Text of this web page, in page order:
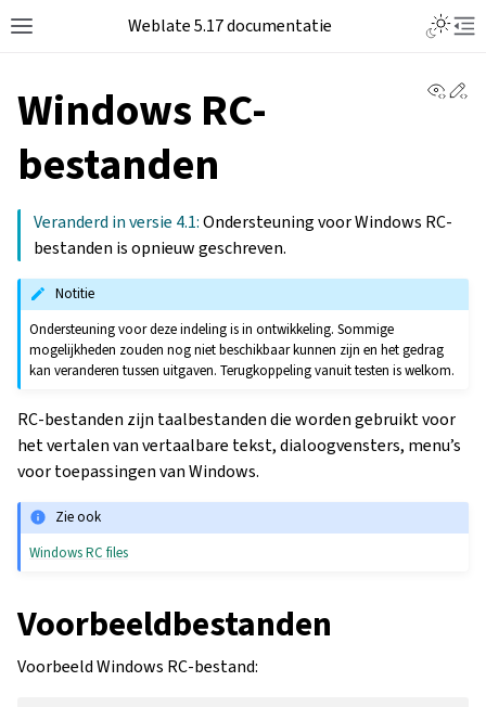
Weblate 5.17 documentatie
Windows RC-
bestanden
Veranderd in versie 4.1:Ondersteuning voor Windows RC-
bestanden is opnieuw geschreven.
Notitie
Ondersteuning voor deze indeling is in ontwikkeling. Sommige
mogelijkheden zouden nog niet beschikbaar kunnen zijn en het gedrag
kan veranderen tussen uitgaven. Terugkoppeling vanuit testen is welkom.
RC-bestanden zijn taalbestanden die worden gebruikt voor
het vertalen van vertaalbare tekst, dialoogvensters, menu’s
voor toepassingen van Windows.
Zie ook
Windows RC files
Voorbeeldbestanden
Voorbeeld Windows RC-bestand: